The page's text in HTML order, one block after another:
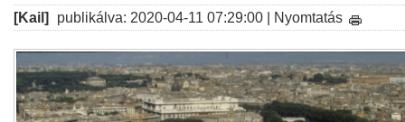
[Kail] publikálva: 2020-04-11 07:29:00 | Nyomtatás